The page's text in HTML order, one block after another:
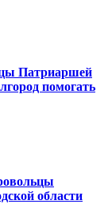
Патриаршей
помогать
области